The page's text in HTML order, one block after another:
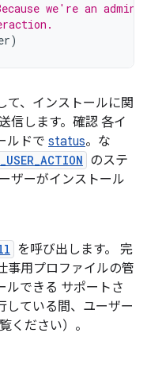
we're an admin
)
て、インストールに関
信します。確認 各イ
ルドで status。な
のステ
ザーがインストール
を呼び出します。 完
事用プロファイルの管
ルできる サポートさ
している間、ユーザー
ください）。